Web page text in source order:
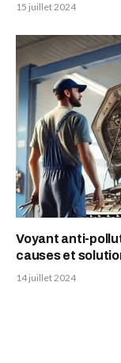
15 juillet 2024
Voyant anti-
causes et
14 juillet 2024